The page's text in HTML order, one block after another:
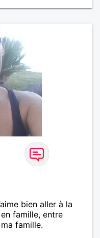
bien aller à la
famille, entre
famille.